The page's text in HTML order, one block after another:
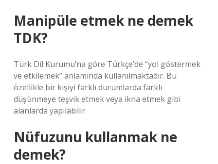
Manipüle etmek ne demek
TDK?
Türk Dil Kurumu’na göre Türkçe’de “yol göstermek
ve etkilemek” anlamında kullanılmaktadır. Bu
özellikle bir kişiyi farklı durumlarda farklı
düşünmeye teşvik etmek veya ikna etmek gibi
alanlarda yapılabilir.
Nüfuzunu kullanmak ne
demek?